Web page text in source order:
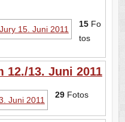
15Fo
tos
12./13. Juni 2011
29Fotos